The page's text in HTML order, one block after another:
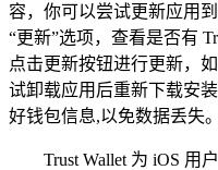
容，你可以尝试更新应用
“更新”选项，查看是否有
点击更新按钮进行更新，
试卸载应用后重新下载安
好钱包信息,以免数据丢失。
Trust Wallet 为 iOS 用